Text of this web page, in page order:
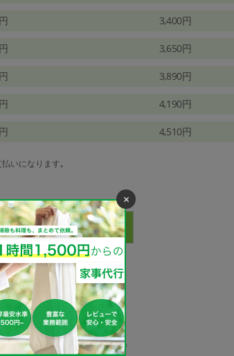
3,400円
3,650円
3,890円
4,190円
4,510円
いになります｡
サービスの種類
サービスは下記となります。
×